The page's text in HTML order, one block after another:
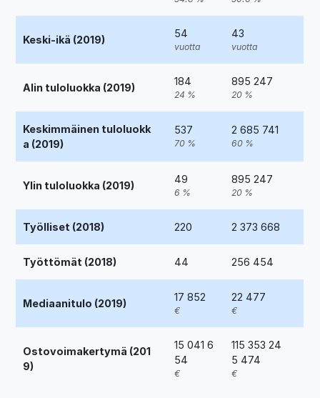
Keski-ikä (2019)
54
vuotta
43
vuotta
Alin tuloluokka (2019)
184
24 %
895 247
20 %
Keskimmäinen tuloluokk
a (2019)
537
70 %
2 685 741
60 %
Ylin tuloluokka (2019)
49
6 %
895 247
20 %
Työlliset (2018) 220 2 373 668
Työttömät (2018) 44 256 454
Mediaanitulo (2019)
17 852
€
22 477
€
Ostovoimakertymä (201
9)
15 041 6
54
€
115 353 24
5 474
€